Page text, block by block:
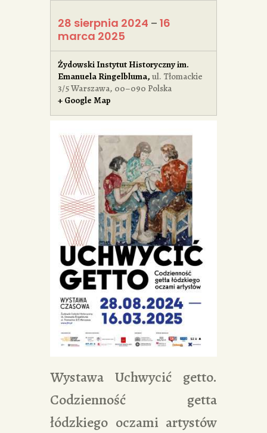
28 sierpnia 2024 – 16
marca 2025
Żydowski Instytut Historyczny im.
Emanuela Ringelbluma, ul. Tłomackie
3/5Warszawa, 00–090 Polska
+ Google Map
Wystawa Uchwycić getto.
Codzienność getta
łódzkiego oczami artystów